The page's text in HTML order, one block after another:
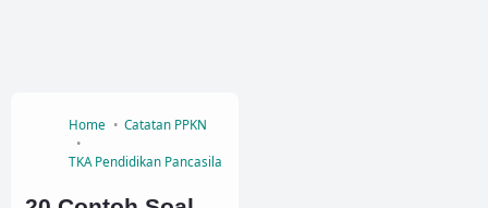
Home Catatan PPKN
TKA Pendidikan Pancasila